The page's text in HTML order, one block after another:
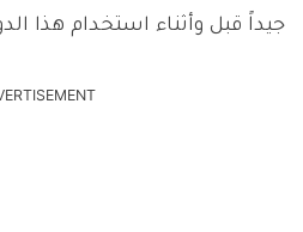
جيداً قبل وأثناء استخدام هذا